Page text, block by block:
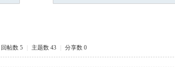
回帖数 5 主题数 43 分享数 0